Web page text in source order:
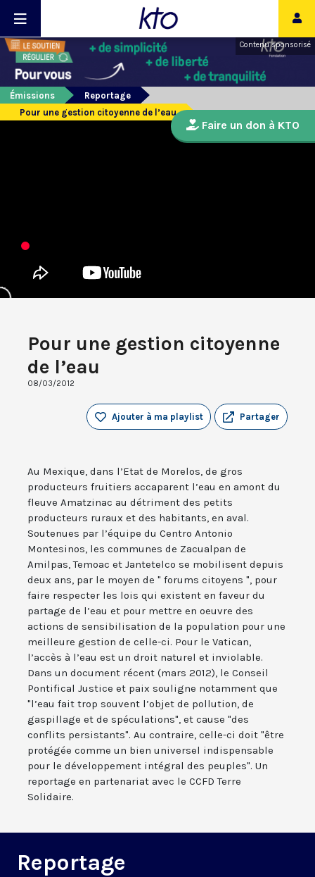
Contenu sponsorisé
Émissions
Reportage
Pour une gestion citoyenne de l’eau
Pour une gestion citoyenne
de l’eau
08/03/2012
Partager
Ajouter à ma playlist
Au Mexique, dans l’Etat de Morelos, de gros
producteurs fruitiers accaparent l’eau en amont du
fleuve Amatzinac au détriment des petits
producteurs ruraux et des habitants, en aval.
Soutenues par l’équipe du Centro Antonio
Montesinos, les communes de Zacualpan de
Amilpas, Temoac et Jantetelco se mobilisent depuis
deux ans, par le moyen de " forums citoyens ", pour
faire respecter les lois qui existent en faveur du
partage de l’eau et pour mettre en oeuvre des
actions de sensibilisation de la population pour une
meilleure gestion de celle-ci. Pour le Vatican,
l’accès à l’eau est un droit naturel et inviolable.
Dans un document récent (mars 2012), le Conseil
Pontifical Justice et paix souligne notamment que
"l’eau fait trop souvent l’objet de pollution, de
gaspillage et de spéculations", et cause "des
conflits persistants". Au contraire, celle-ci doit "être
protégée comme un bien universel indispensable
pour le développement intégral des peuples". Un
reportage en partenariat avec le CCFD Terre
Solidaire.
Reportage
Faire un don à KTO